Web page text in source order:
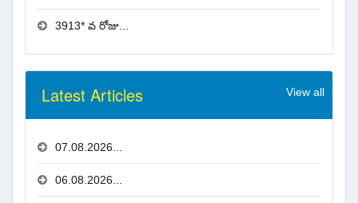
3913* వ రోజు...
Latest Articles View all
07.08.2026...
06.08.2026...